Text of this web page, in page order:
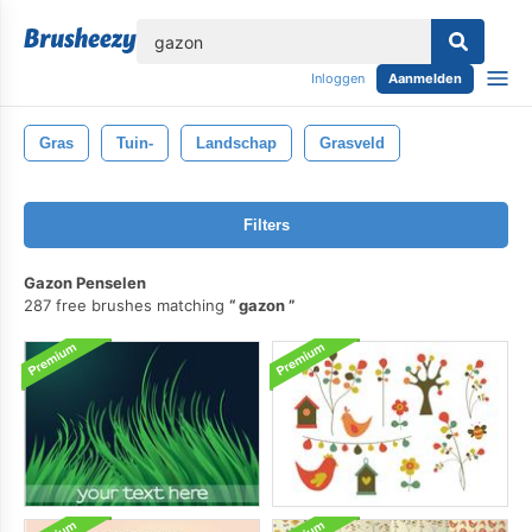
Inloggen Aanmelden
Gras Tuin- Landschap Grasveld
Filters
Gazon Penselen
287 free brushes matching
gazon